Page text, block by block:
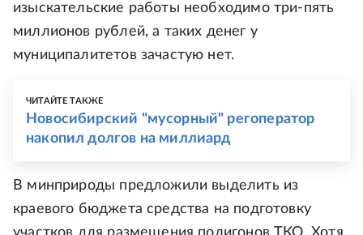
изыскательские работы необходимо три-пять
миллионов рублей, а таких денег у
муниципалитетов зачастую нет.
ЧИТАЙТЕ ТАКЖЕ
Новосибирский "мусорный" регоператор
накопил долгов на миллиард
В минприроды предложили выделить из
краевого бюджета средства на подготовку